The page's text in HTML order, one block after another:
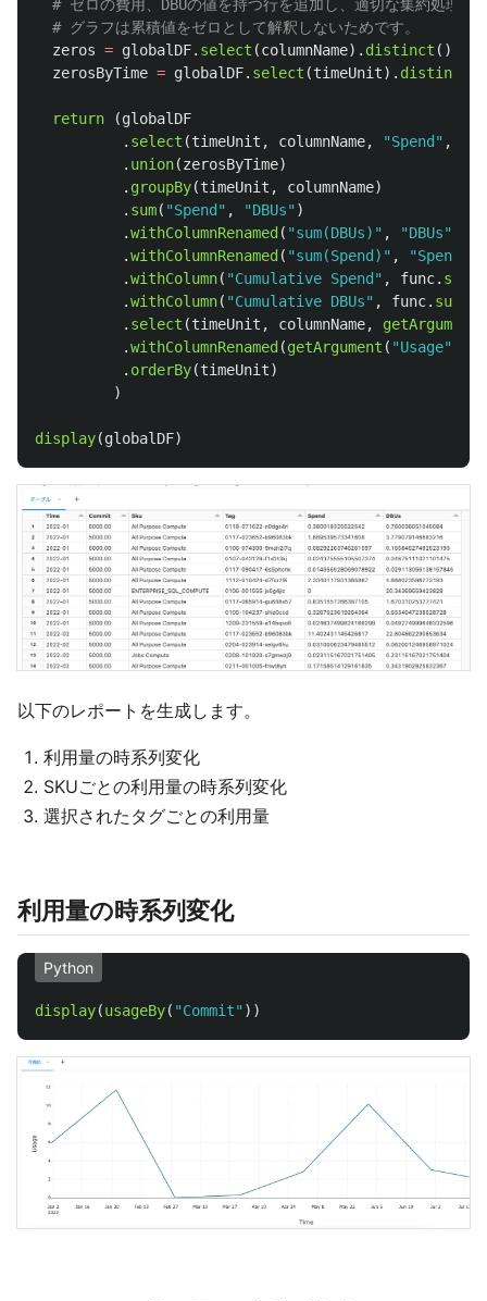
zeros = globalDF. select (columnName). distinct ().
zerosByTime = globalDF. select (timeUnit). distinct
return (globalDF
. select (timeUnit , columnName, "Spend " ,
. union(zerosByTime)
. groupBy(timeUnit , columnName)
. sum( "Spend " , "DBUs" )
.withColumnRenamed ( "sum(DBUs) " , "DBUs"
.withColumnRenamed ( "sum(Spend) " , "Spend
.withColumn( "Cumulative Spend " , func. sum
.withColumn( "Cumulative DBUs" , func. sum
. select (timeUnit , columnName, getArgument
.withColumnRenamed (getArgument ( "Usage"
. orderBy(timeUnit)
)
display(globalDF)
以下のレポートを生成します。
利用量の時系列変化
SKUごとの利用量の時系列変化
選択されたタグごとの利用量
利用量の時系列変化
Python
display(usageBy( "Commit" ))